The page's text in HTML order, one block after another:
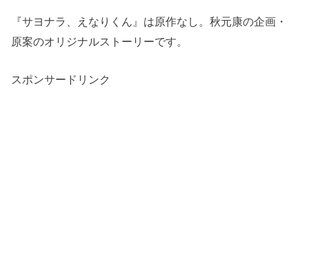
『サヨナラ、えなりくん』は原作なし。秋元康の企画・
原案のオリジナルストーリーです。
スポンサードリンク